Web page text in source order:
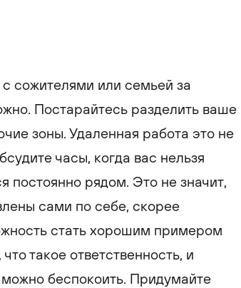
сожителями или семьей за
Постарайтесь разделить ваше
зоны. Удаленная работа это не
часы, когда вас нельзя
постоянно рядом. Это не значит,
сами по себе, скорее
стать хорошим примером
такое ответственность, и
беспокоить. Придумайте